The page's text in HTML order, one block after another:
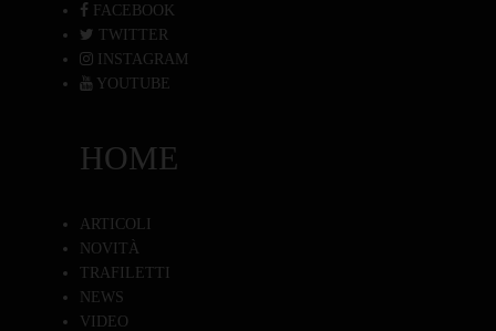
FACEBOOK
TWITTER
INSTAGRAM
YOUTUBE
HOME
ARTICOLI
NOVITÀ
TRAFILETTI
NEWS
VIDEO